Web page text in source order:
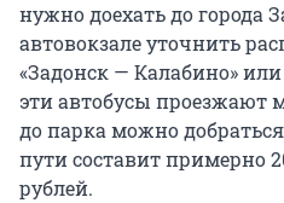
нужно доехать до города
автовокзале уточнить
«Задонск — Калабино»
эти автобусы проезжают
до парка можно
пути составит примерно
рублей.